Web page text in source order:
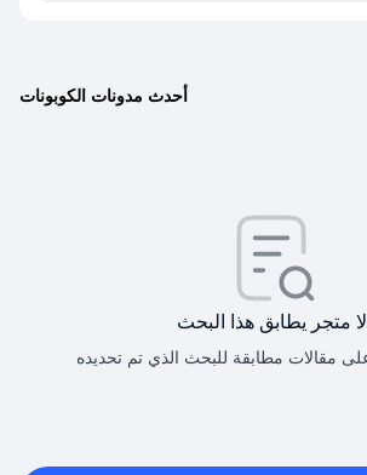
أحدث مدونات الكوبونات
لا متجر يطابق هذا البحث